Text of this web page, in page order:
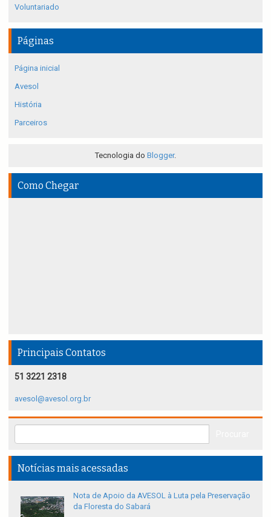
Voluntariado
Páginas
Página inicial
Avesol
História
Parceiros
Tecnologia do Blogger.
Como Chegar
Principais Contatos
51 3221 2318
avesol@avesol.org.br
Notícias mais acessadas
Nota de Apoio da AVESOL à Luta pela Preservação
da Floresta do Sabará